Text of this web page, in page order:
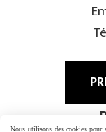
Nous utilisons des cookies pour